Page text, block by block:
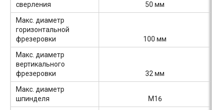
сверления
50 мм
Макс. диаметр
горизонтальной
фрезеровки
100 мм
Макс. диаметр
вертикального
фрезеровки
32 мм
Макс. диаметр
шпинделя
M16